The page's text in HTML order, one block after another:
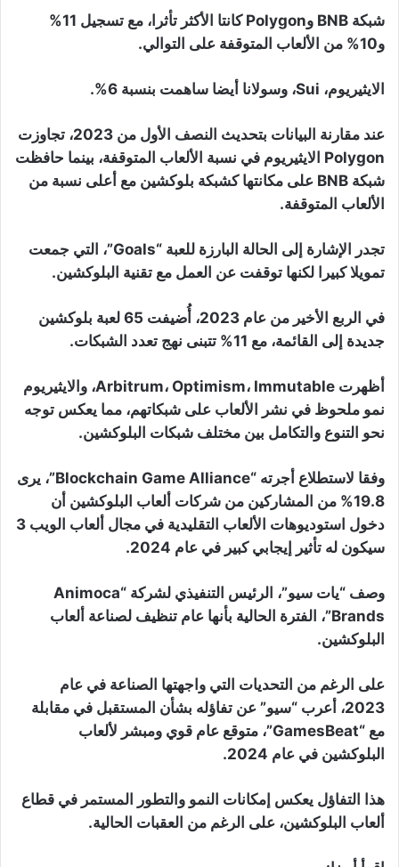
شبكة BNB وPolygon كانتا الأكثر تأثرا، مع تسجيل 11%
و10% من الألعاب المتوقفة على التوالي.
الايثيريوم، Sui، وسولانا أيضا ساهمت بنسبة 6%.
عند مقارنة البيانات بتحديث النصف الأول من 2023، تجاوزت
Polygon الايثيريوم في نسبة الألعاب المتوقفة، بينما حافظت
شبكة BNB على مكانتها كشبكة بلوكشين مع أعلى نسبة من
الألعاب المتوقفة.
تجدر الإشارة إلى الحالة البارزة للعبة “Goals”، التي جمعت
تمويلا كبيرا لكنها توقفت عن العمل مع تقنية البلوكشين.
في الربع الأخير من عام 2023، أُضيفت 65 لعبة بلوكشين
جديدة إلى القائمة، مع 11% تتبنى نهج تعدد الشبكات.
أظهرت Arbitrum، Optimism، Immutable، والايثيريوم
نمو ملحوظ في نشر الألعاب على شبكاتهم، مما يعكس توجه
نحو التنوع والتكامل بين مختلف شبكات البلوكشين.
وفقا لاستطلاع أجرته “Blockchain Game Alliance”، يرى
19.8% من المشاركين من شركات ألعاب البلوكشين أن
دخول استوديوهات الألعاب التقليدية في مجال ألعاب الويب 3
سيكون له تأثير إيجابي كبير في عام 2024.
وصف “يات سيو”، الرئيس التنفيذي لشركة “Animoca
Brands”، الفترة الحالية بأنها عام تنظيف لصناعة ألعاب
البلوكشين.
على الرغم من التحديات التي واجهتها الصناعة في عام
2023، أعرب “سيو” عن تفاؤله بشأن المستقبل في مقابلة
مع “GamesBeat”، متوقع عام قوي ومبشر لألعاب
البلوكشين في عام 2024.
هذا التفاؤل يعكس إمكانات النمو والتطور المستمر في قطاع
ألعاب البلوكشين، على الرغم من العقبات الحالية.